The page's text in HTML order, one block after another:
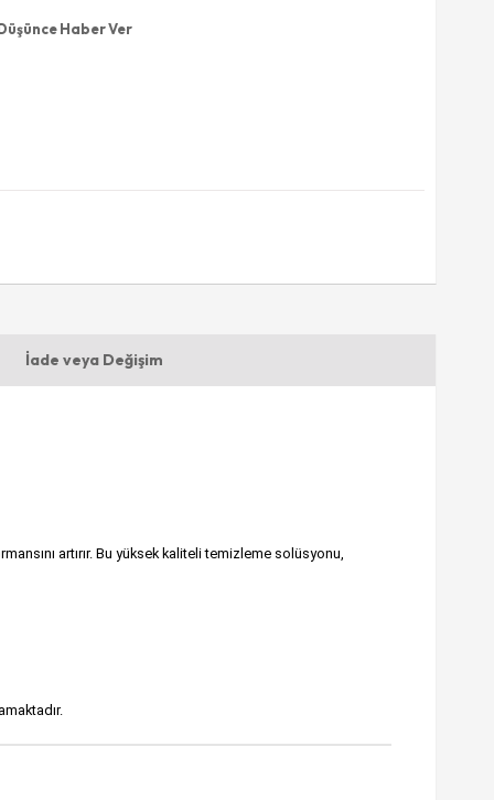
Haber Ver
İade veya Değişim
artırır. Bu yüksek kaliteli temizleme solüsyonu,